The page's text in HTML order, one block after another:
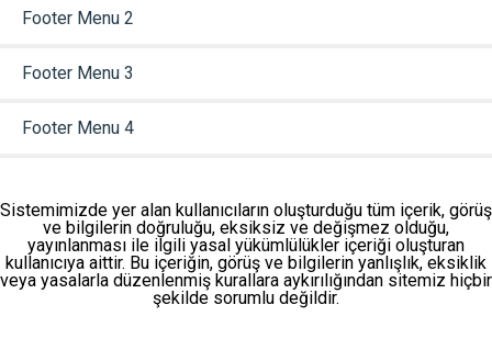
Footer Menu 2
Footer Menu 3
Footer Menu 4
Sistemimizde yer alan kullanıcıların oluşturduğu tüm içerik, görüş
ve bilgilerin doğruluğu, eksiksiz ve değişmez olduğu,
yayınlanması ile ilgili yasal yükümlülükler içeriği oluşturan
kullanıcıya aittir. Bu içeriğin, görüş ve bilgilerin yanlışlık, eksiklik
veya yasalarla düzenlenmiş kurallara aykırılığından sitemiz hiçbir
şekilde sorumlu değildir.